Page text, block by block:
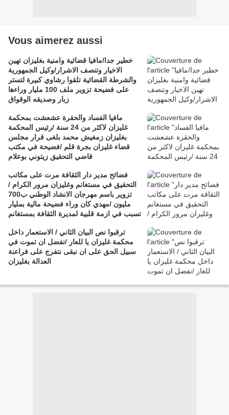
Vous aimerez aussi
خطير جدا/مافيا قضائية وامنية بغليزان تهين
الاخيار وتنصف الاشرار/وكيل الجمهورية
والشرطة القضائية تلقوا رشاوي كبيرة لتستر
على فضيحة تزوير ملف 100 مليار وراءها
زبار وصديقه الوقواق
مافيا الفساد والحقرة عشعشت بمحكمة
غليزان لاكثر من 24 سنة /رئيس المحكمة
بغليزان زمغيش محمد بلغى قرار مجلس
قضاء غليزان بجرة قلم /فضيحة في مكتب
قاضي التحقيق زيتوني بوعلام
فضائح مدير دار الثقافة مرت على مكاتب
التحقيق في مستغانم وغليزان مرور الكرام /
تزوير باسم مهرجان الانشاد الوطني ب700
مليون /مهدي كان وراء فضيحة مالية بمليار
تسبب في ازمة قلبية لمديرة الثقافة بمستغانم
ترقبوا نص البيان الثاني / الاستعمار داخل
محكمة غليزان يا للعار /نفضل ان تموت في
سبيل الحق على ان نبقى نتفرج على فراعنة
العدالة بغليزان